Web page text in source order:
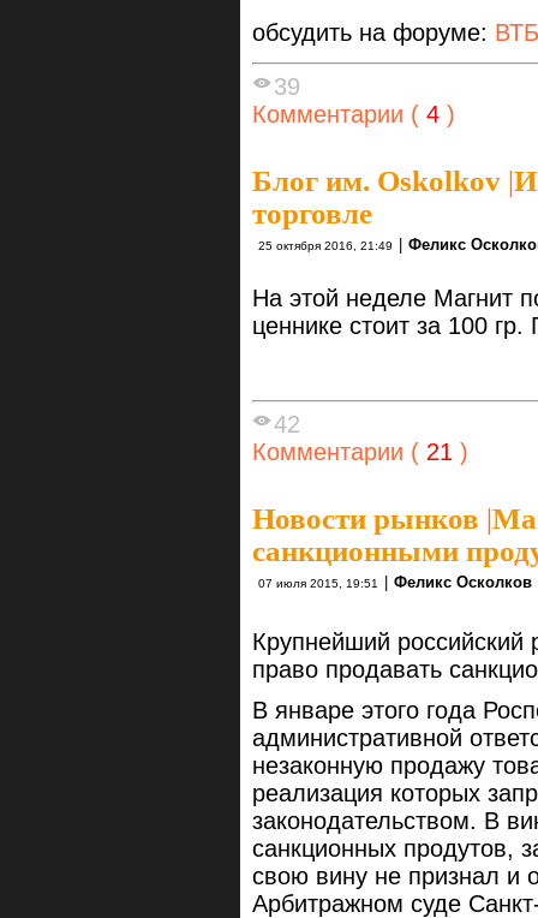
обсудить на форуме: ВТБ
39
Комментарии ( 4 )
Блог им. Oskolkov |
торговле
25 октября 2016, 21:49 | Феликс
На этой неделе Магнит
ценнике стоит за 100
42
Комментарии ( 21 )
Новости рынков |
санкционными
07 июля 2015, 19:51 Феликс Осколков
Крупнейший российский
право продавать
В январе этого года
административной
незаконную продажу
реализация которых
законодательством. В
санкционных продутов,
свою вину не признал и
Арбитражном суде